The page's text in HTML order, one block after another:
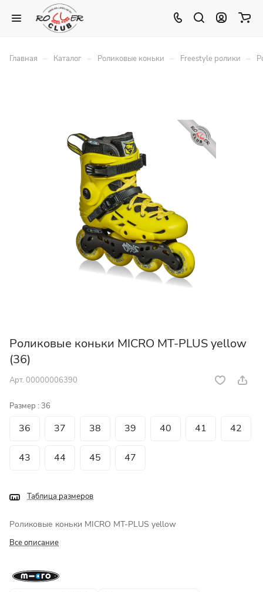
Главная – Каталог – Роликовые коньки – Freestyle ролики –
Роликовые коньки MICRO MT-PLUS yellow
(36)
Арт. 00000006390
Размер : 36
36 37 38 39 40 41 42
43 44 45 47
Таблица размеров
Роликовые коньки MICRO MT-PLUS yellow
Все описание